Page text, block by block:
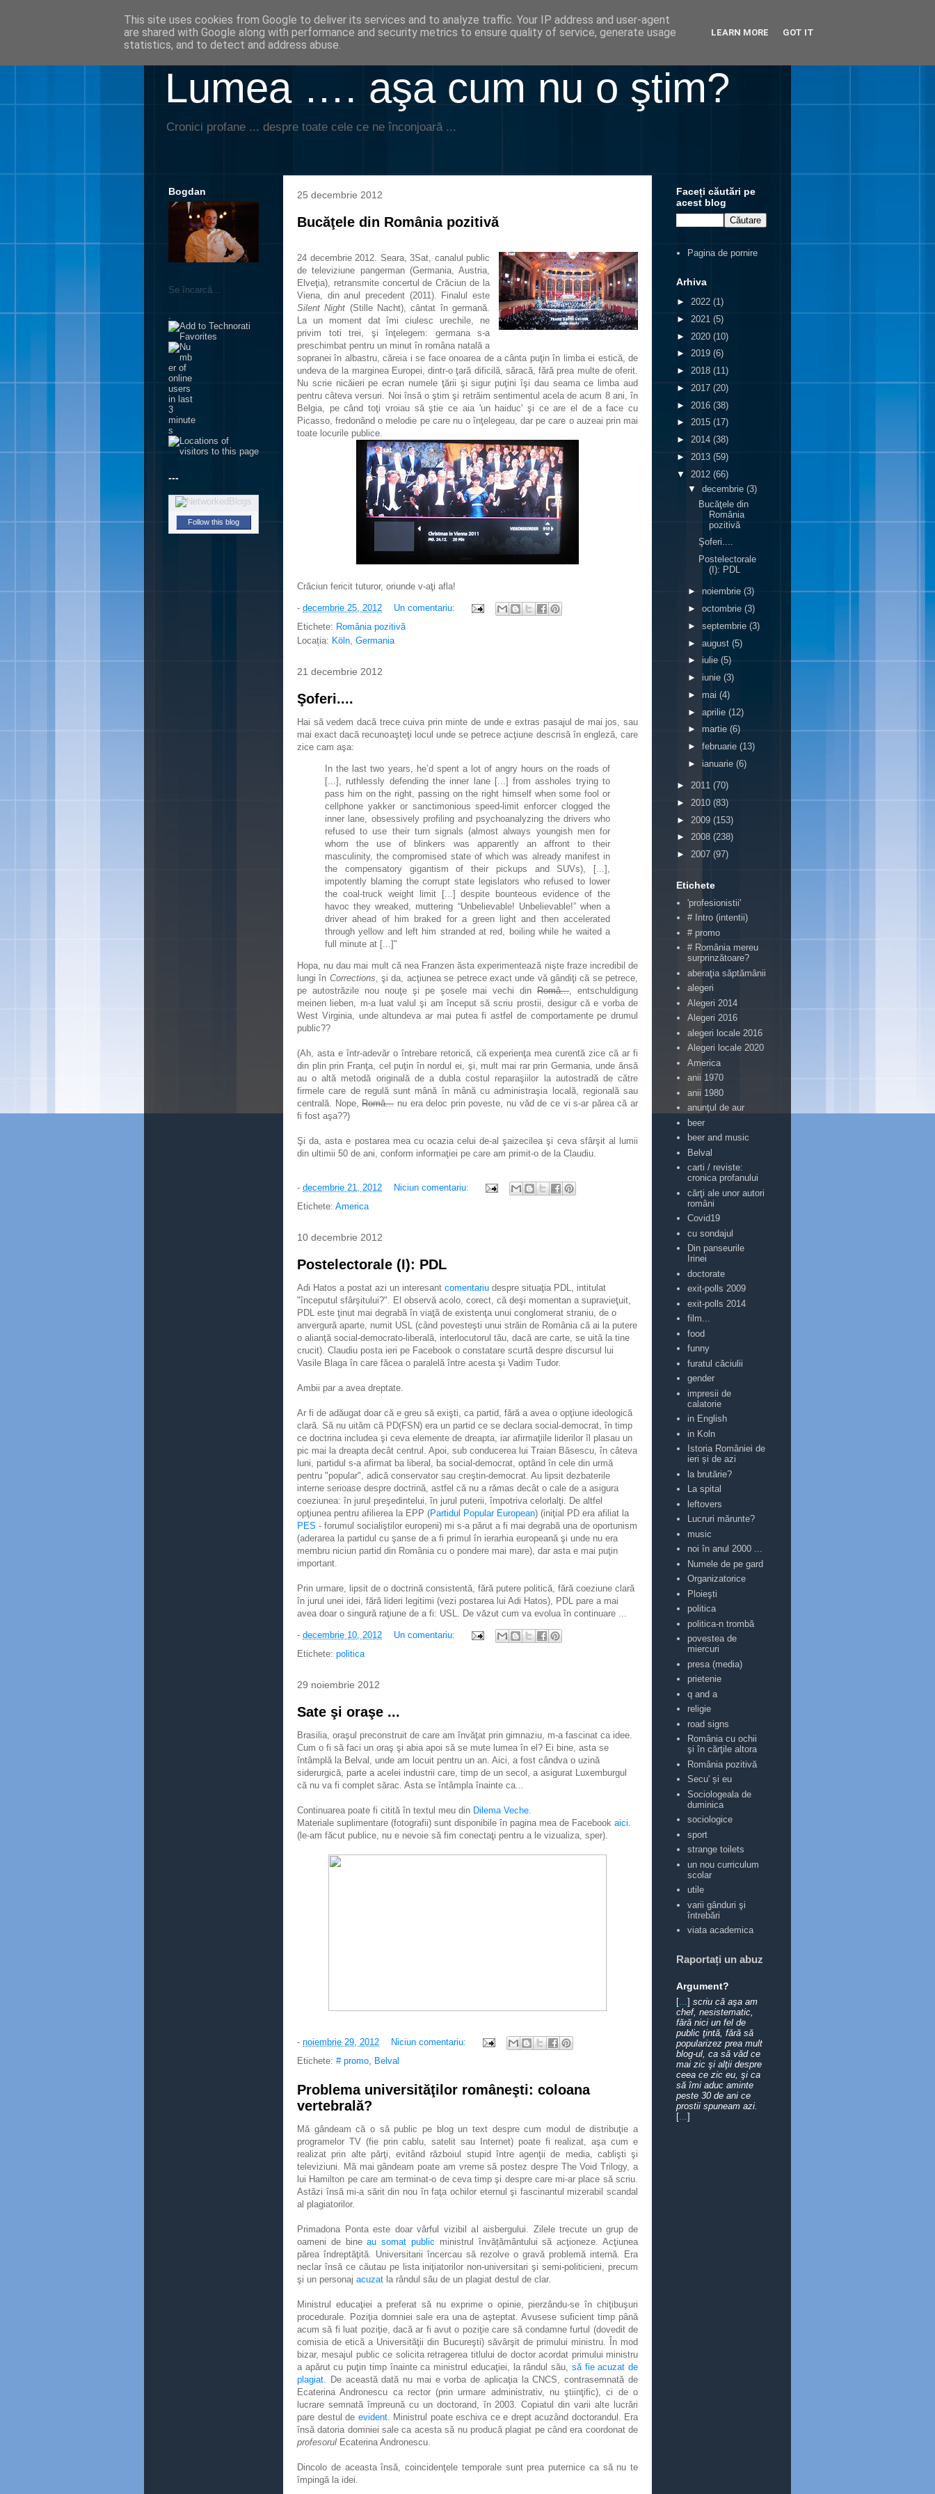
Lumea …. aşa cum nu o ştim?
Cronici profane ... despre toate cele ce ne înconjoară ...
25 decembrie 2012
Bucăţele din România pozitivă
24 decembrie 2012. Seara, 3Sat, canalul public
de televiziune pangerman (Germania, Austria,
Elveţia), retransmite concertul de Crăciun de la
Viena, din anul precedent (2011). Finalul este
Silent Night (Stille Nacht), cântat în germană.
La un moment dat îmi ciulesc urechile, ne
privim toti trei, şi înţelegem: germana s-a
preschimbat pentru un minut în româna natală a
sopranei în albastru, căreia i se face onoarea de a cânta puţin în limba ei estică, de
undeva de la marginea Europei, dintr-o ţară dificilă, săracă, fără prea multe de oferit.
Nu scrie nicăieri pe ecran numele ţării şi sigur puţini îşi dau seama ce limba aud
pentru câteva versuri. Noi însă o ştim şi retrăim sentimentul acela de acum 8 ani, în
Belgia, pe când toţi vroiau să ştie ce aia 'un haiduc' şi ce are el de a face cu
Picasso, fredonând o melodie pe care nu o înţelegeau, dar pe care o auzeai prin mai
toate locurile publice.
Crăciun fericit tuturor, oriunde v-aţi afla!
- decembrie 25, 2012
Un comentariu:
Etichete: România pozitivă
Locația: Köln, Germania
21 decembrie 2012
Şoferi....
Hai să vedem dacă trece cuiva prin minte de unde e extras pasajul de mai jos, sau
mai exact dacă recunoaşteţi locul unde se petrece acţiune descrisă în engleză, care
zice cam aşa:
In the last two years, he’d spent a lot of angry hours on the roads of
[...], ruthlessly defending the inner lane [...] from assholes trying to
pass him on the right, passing on the right himself when some fool or
cellphone yakker or sanctimonious speed-limit enforcer clogged the
inner lane, obsessively profiling and psychoanalyzing the drivers who
refused to use their turn signals (almost always youngish men for
whom the use of blinkers was apparently an affront to their
masculinity, the compromised state of which was already manifest in
the compensatory gigantism of their pickups and SUVs), [...],
impotently blaming the corrupt state legislators who refused to lower
the coal-truck weight limit [...] despite bounteous evidence of the
havoc they wreaked, muttering “Unbelievable! Unbelievable!” when a
driver ahead of him braked for a green light and then accelerated
through yellow and left him stranded at red, boiling while he waited a
full minute at [...]"
Hopa, nu dau mai mult că nea Franzen ăsta experimentează nişte fraze incredibil de
lungi în Corrections, şi da, acţiunea se petrece exact unde vă gândiţi că se petrece,
pe autostrăzile nou nouţe şi pe şosele mai vechi din Româ..., entschuldigung
meinen lieben, m-a luat valul şi am început să scriu prostii, desigur că e vorba de
West Virginia, unde altundeva ar mai putea fi astfel de comportamente pe drumul
public??
(Ah, asta e într-adevăr o întrebare retorică, că experienţa mea curentă zice că ar fi
din plin prin Franţa, cel puţin în nordul ei, şi, mult mai rar prin Germania, unde ănsă
au o altă metodă originală de a dubla costul reparaşiilor la autostradă de către
firmele care de regulă sunt mână în mână cu administraşia locală, regională sau
centrală. Nope,Româ...nu era deloc prin poveste, nu văd de ce vi s-ar părea că ar
fi fost aşa??)
Şi da, asta e postarea mea cu ocazia celui de-al şaizecilea şi ceva sfârşit al lumii
din ultimii 50 de ani, conform informaţiei pe care am primit-o de la Claudiu.
- decembrie 21, 2012
Niciun comentariu:
Etichete: America
10 decembrie 2012
Postelectorale (I): PDL
Adi Hatos a postat azi un interesant comentariu despre situaţia PDL, intitulat
"începutul sfârşitului?". El observă acolo, corect, că deşi momentan a supravieţuit,
PDL este ţinut mai degrabă în viaţă de existenţa unui conglomerat straniu, de o
anvergură aparte, numit USL (când povesteşti unui străin de România că ai la putere
o alianţă social-democrato-liberală, interlocutorul tău, dacă are carte, se uită la tine
crucit). Claudiu posta ieri pe Facebook o constatare scurtă despre discursul lui
Vasile Blaga în care făcea o paralelă între acesta şi Vadim Tudor.
Ambii par a avea dreptate.
Ar fi de adăugat doar că e greu să exişti, ca partid, fără a avea o opţiune ideologică
clară. Să nu uităm că PD(FSN) era un partid ce se declara social-democrat, în timp
ce doctrina includea şi ceva elemente de dreapta, iar afirmaţiile liderilor îl plasau un
pic mai la dreapta decât centrul. Apoi, sub conducerea lui Traian Băsescu, în câteva
luni, partidul s-a afirmat ba liberal, ba social-democrat, optând în cele din urmă
pentru "popular", adică conservator sau creştin-democrat. Au lipsit dezbaterile
interne serioase despre doctrină, astfel că nu a rămas decât o cale de a asigura
coeziunea: în jurul preşedintelui, în jurul puterii, împotriva celorlalţi. De altfel
opţiunea pentru afilierea la EPP (Partidul Popular European) (iniţial PD era afiliat la
PES - forumul socialiştilor europeni) mi s-a părut a fi mai degrabă una de oportunism
(aderarea la partidul cu şanse de a fi primul în ierarhia europeană şi unde nu era
membru niciun partid din România cu o pondere mai mare), dar asta e mai puţin
important.
Prin urmare, lipsit de o doctrină consistentă, fără putere politică, fără coeziune clară
în jurul unei idei, fără lideri legitimi (vezi postarea lui Adi Hatos), PDL pare a mai
avea doar o singură raţiune de a fi: USL. De văzut cum va evolua în continuare ...
- decembrie 10, 2012
Un comentariu:
Etichete: politica
29 noiembrie 2012
Sate şi oraşe ...
Brasilia, oraşul preconstruit de care am învăţat prin gimnaziu, m-a fascinat ca idee.
Cum o fi să faci un oraş şi abia apoi să se mute lumea în el? Ei bine, asta se
întâmplă la Belval, unde am locuit pentru un an. Aici, a fost cândva o uzină
siderurgică, parte a acelei industrii care, timp de un secol, a asigurat Luxemburgul
că nu va fi complet sărac. Asta se întâmpla înainte ca...
Continuarea poate fi citită în textul meu din Dilema Veche.
Materiale suplimentare (fotografii) sunt disponibile în pagina mea de Facebook aici.
(le-am făcut publice, nu e nevoie să fim conectaţi pentru a le vizualiza, sper).
- noiembrie 29, 2012
Niciun comentariu:
Etichete: # promo, Belval
Problema universităţilor româneşti: coloana
vertebrală?
Mă gândeam că o să public pe blog un text despre cum modul de distribuţie a
programelor TV (fie prin cablu, satelit sau Internet) poate fi realizat, aşa cum e
realizat prin alte părţi, evitând războiul stupid între agenţii de media, cablişti şi
televiziuni. Mă mai gândeam poate am vreme să postez despre The Void Trilogy, a
lui Hamilton pe care am terminat-o de ceva timp şi despre care mi-ar place să scriu.
Astăzi însă mi-a sărit din nou în faţa ochilor eternul şi fascinantul mizerabil scandal
al plagiatorilor.
Primadona Ponta este doar vârful vizibil al aisbergului. Zilele trecute un grup de
oameni de bineau somat public ministrul învățământului să acţioneze. Acţiunea
părea îndreptăţită. Universitarii încercau să rezolve o gravă problemă internă. Era
neclar însă ce căutau pe lista iniţiatorilor non-universitari şi semi-politicieni, precum
şi un personaj acuzat la rândul său de un plagiat destul de clar.
Ministrul educaţiei a preferat să nu exprime o opinie, pierzându-se în chiţibuşuri
procedurale. Poziţia domniei sale era una de aşteptat. Avusese suficient timp până
acum să fi luat poziţie, dacă ar fi avut o poziţie care să condamne furtul (dovedit de
comisia de etică a Universităţii din Bucureşti) săvârşit de primului ministru. În mod
bizar, mesajul public ce solicita retragerea titlului de doctor acordat primului ministru
a apărut cu puţin timp înainte ca ministrul educaţiei, la rândul său, să fie acuzat de
plagiat. De această dată nu mai e vorba de aplicaţia la CNCS, contrasemnată de
Ecaterina Andronescu ca rector (prin urmare administrativ, nu ştiinţific), ci de o
lucrare semnată împreună cu un doctorand, în 2003. Copiatul din varii alte lucrări
pare destul de evident. Ministrul poate eschiva ce e drept acuzând doctorandul. Era
însă datoria domniei sale ca acesta să nu producă plagiat pe când era coordonat de
profesorul Ecaterina Andronescu.
Dincolo de aceasta însă, coincidenţele temporale sunt prea puternice ca să nu te
împingă la idei.
Bogdan
Se încarcă...
.
Faceți căutări pe
acest blog
Pagina de pornire
Arhiva
► 2022 (1)
► 2021 (5)
► 2020 (10)
► 2019 (6)
► 2018 (11)
► 2017 (20)
► 2016 (38)
► 2015 (17)
► 2014 (38)
► 2013 (59)
▼ 2012 (66)
▼ decembrie (3)
Bucăţele din
România
pozitivă
Şoferi....
Postelectorale
(I): PDL
► noiembrie (3)
► octombrie (3)
► septembrie (3)
► august (5)
► iulie (5)
► iunie (3)
► mai (4)
► aprilie (12)
► martie (6)
► februarie (13)
► ianuarie (6)
► 2011 (70)
► 2010 (83)
► 2009 (153)
► 2008 (238)
► 2007 (97)
Etichete
'profesionistii'
# Intro (intentii)
# promo
# România mereu
surprinzătoare?
aberaţia săptămânii
alegeri
Alegeri 2014
Alegeri 2016
alegeri locale 2016
Alegeri locale 2020
America
anii 1970
anii 1980
anunţul de aur
beer
beer and music
Belval
carti / reviste:
cronica profanului
cărţi ale unor autori
români
Covid19
cu sondajul
Din panseurile
Irinei
doctorate
exit-polls 2009
exit-polls 2014
film...
food
funny
furatul căciulii
gender
impresii de
calatorie
in English
in Koln
Istoria României de
ieri și de azi
la brutărie?
La spital
leftovers
Lucruri mărunte?
music
noi în anul 2000 ...
Numele de pe gard
Organizatorice
Ploieşti
politica
politica-n trombă
povestea de
miercuri
presa (media)
prietenie
q and a
religie
road signs
România cu ochii
şi în cărţile altora
România pozitivă
Secu' și eu
Sociologeala de
duminica
sociologice
sport
strange toilets
un nou curriculum
scolar
utile
varii gânduri şi
întrebări
viata academica
Raportați un abuz
Argument?
[ ] scriu că aşa am
chef, nesistematic,
fără nici un fel de
public ţintă, fără să
popularizez prea mult
blog-ul, ca să văd ce
mai zic şi alţii despre
ceea ce zic eu, şi ca
să îmi aduc aminte
peste 30 de ani ce
prostii spuneam azi.
[
]
This site uses cookies from Google to deliver its services and to analyze traffic. Your IP address and user-agent
are shared with Google along with performance and security metrics to ensure quality of service, generate usage
statistics, and to detect and address abuse.
LEARN MORE GOT IT